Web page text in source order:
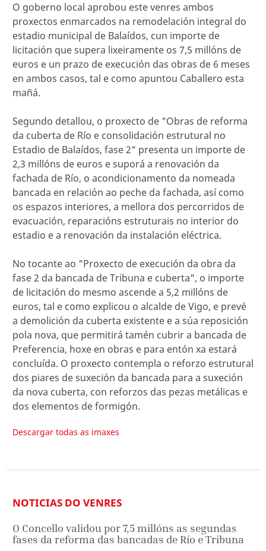
O goberno local aprobou este venres ambos
proxectos enmarcados na remodelación integral do
estadio municipal de Balaídos, cun importe de
licitación que supera lixeiramente os 7,5 millóns de
euros e un prazo de execución das obras de 6 meses
en ambos casos, tal e como apuntou Caballero esta
mañá.
Segundo detallou, o proxecto de "Obras de reforma
da cuberta de Río e consolidación estrutural no
Estadio de Balaídos, fase 2" presenta un importe de
2,3 millóns de euros e suporá a renovación da
fachada de Río, o acondicionamento da nomeada
bancada en relación ao peche da fachada, así como
os espazos interiores, a mellora dos percorridos de
evacuación, reparacións estruturais no interior do
estadio e a renovación da instalación eléctrica.
No tocante ao "Proxecto de execución da obra da
fase 2 da bancada de Tribuna e cuberta", o importe
de licitación do mesmo ascende a 5,2 millóns de
euros, tal e como explicou o alcalde de Vigo, e prevé
a demolición da cuberta existente e a súa reposición
pola nova, que permitirá tamén cubrir a bancada de
Preferencia, hoxe en obras e para entón xa estará
concluída. O proxecto contempla o reforzo estrutural
dos piares de suxeción da bancada para a suxeción
da nova cuberta, con reforzos das pezas metálicas e
dos elementos de formigón.
Descargar todas as imaxes
NOTICIAS DO VENRES
O Concello validou por 7,5 millóns as segundas
fases da reforma das bancadas de Río e Tribuna